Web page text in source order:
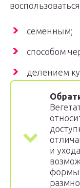
семенным;
способом
делением
и